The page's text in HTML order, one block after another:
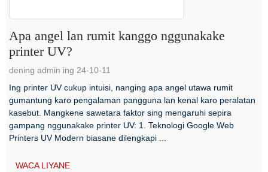
Apa angel lan rumit kanggo nggunakake
printer UV?
dening admin ing 24-10-11
Ing printer UV cukup intuisi, nanging apa angel utawa rumit
gumantung karo pengalaman pangguna lan kenal karo peralatan
kasebut. Mangkene sawetara faktor sing mengaruhi sepira
gampang nggunakake printer UV: 1. Teknologi Google Web
Printers UV Modern biasane dilengkapi ...
WACA LIYANE